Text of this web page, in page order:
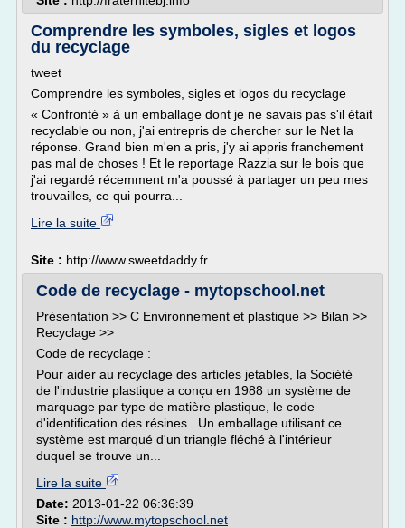
Comprendre les symboles, sigles et logos
du recyclage
tweet
Comprendre les symboles, sigles et logos du recyclage
« Confronté » à un emballage dont je ne savais pas s'il était
recyclable ou non, j'ai entrepris de chercher sur le Net la
réponse. Grand bien m'en a pris, j'y ai appris franchement
pas mal de choses ! Et le reportage Razzia sur le bois que
j'ai regardé récemment m'a poussé à partager un peu mes
trouvailles, ce qui pourra...
Lire la suite
Site : http://www.sweetdaddy.fr
Code de recyclage - mytopschool.net
Présentation >> C Environnement et plastique >> Bilan >>
Recyclage >>
Code de recyclage :
Pour aider au recyclage des articles jetables, la Société
de l'industrie plastique a conçu en 1988 un système de
marquage par type de matière plastique, le code
d'identification des résines . Un emballage utilisant ce
système est marqué d'un triangle fléché à l'intérieur
duquel se trouve un...
Lire la suite
Date: 2013-01-22 06:36:39
Site : http://www.mytopschool.net